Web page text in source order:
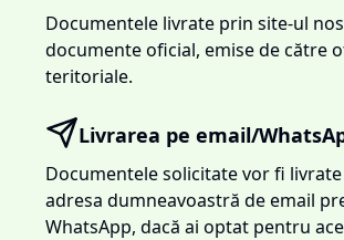
Documentele livrate prin site-ul
documente oficial, emise de către
teritoriale.
Livrarea pe email/
Documentele solicitate vor fi
adresa dumneavoastră de email
WhatsApp, dacă ai optat pentru